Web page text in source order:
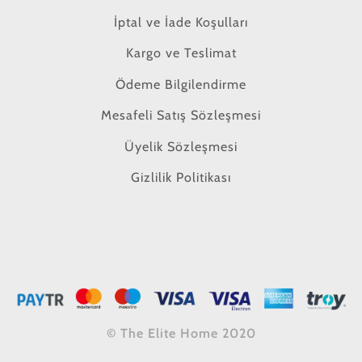
İptal ve İade Koşulları
Kargo ve Teslimat
Ödeme Bilgilendirme
Mesafeli Satış Sözleşmesi
Üyelik Sözleşmesi
Gizlilik Politikası
© The Elite Home 2020